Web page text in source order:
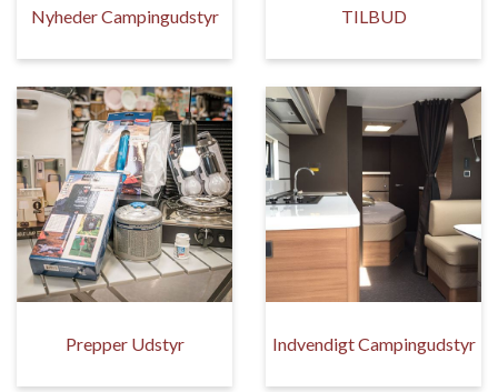
Nyheder Campingudstyr TILBUD
Prepper Udstyr Indvendigt Campingudstyr